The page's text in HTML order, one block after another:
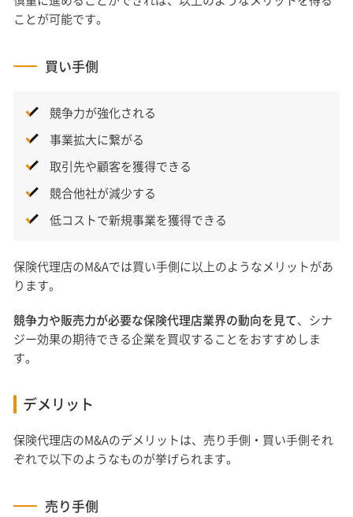
ことが可能です。
買い手側
競争力が強化される
事業拡大に繋がる
取引先や顧客を獲得できる
競合他社が減少する
低コストで新規事業を獲得できる
保険代理店のM&Aでは買い手側に以上のようなメリットがあ
ります。
競争力や販売力が必要な保険代理店業界の動向を見て、シナ
ジー効果の期待できる企業を買収することをおすすめしま
す。
デメリット
保険代理店のM&Aのデメリットは、売り手側・買い手側それ
ぞれで以下のようなものが挙げられます。
売り手側